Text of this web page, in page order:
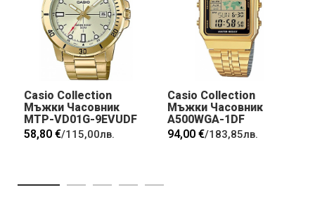
Casio Collection
Мъжки Часовник
MTP-VD01G-9EVUDF
58,80 €/115,00лв.
Casio Collection
Мъжки Часовник
A500WGA-1DF
94,00 €/183,85лв.